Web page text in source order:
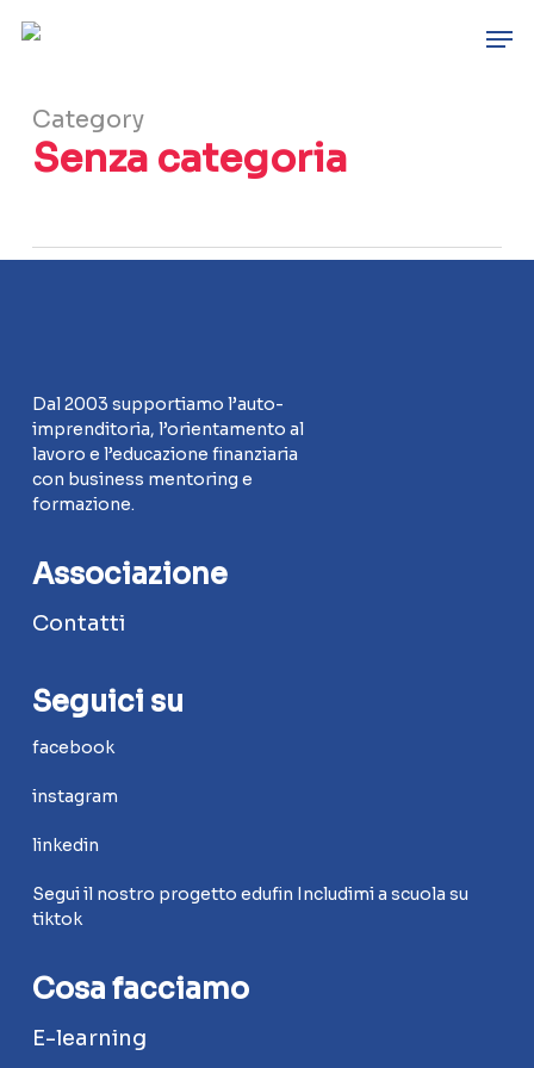
contentCategory
Senza categoria
Dal 2003 supportiamo l’auto-
imprenditoria, l’orientamento al
lavoro e l’educazione finanziaria
con business mentoring e
formazione.
Associazione
Contatti
Seguici su
facebook
instagram
linkedin
Segui il nostro progetto edufin Includimi a scuola su
tiktok
Cosa facciamo
E-learning